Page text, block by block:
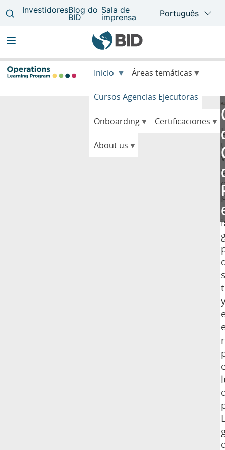
Main
navigation
Inicio Áreas temáticas
Cursos Agencias Ejecutoras
Onboarding Certificaciones
About us